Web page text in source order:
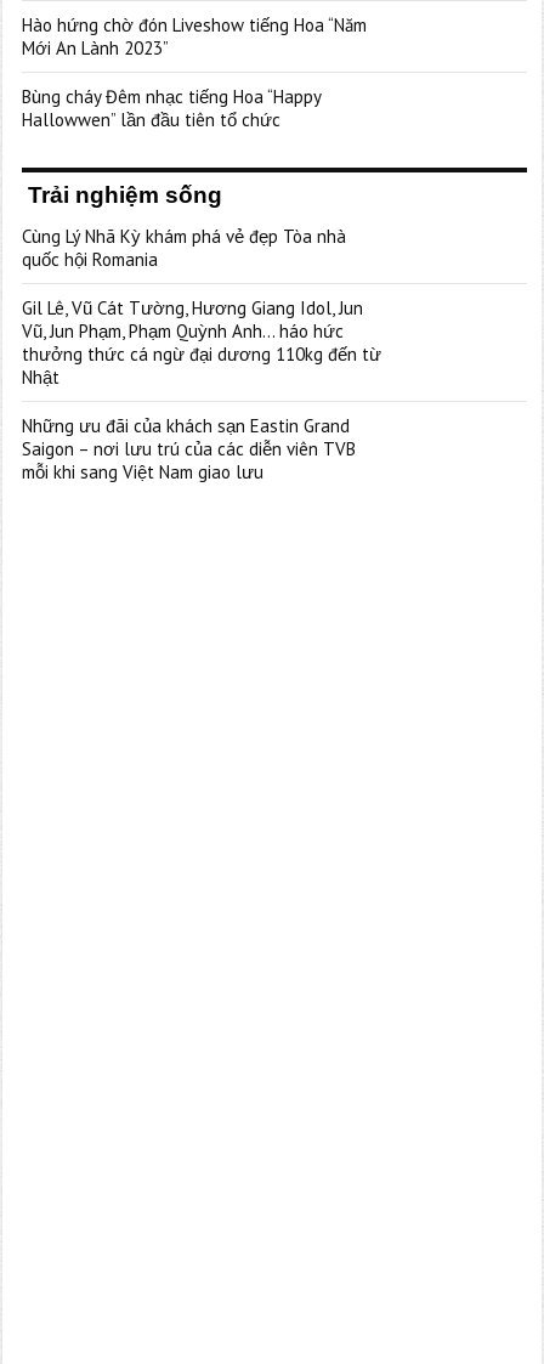
Hào hứng chờ đón Liveshow tiếng Hoa “Năm
Mới An Lành 2023”
Bùng cháy Đêm nhạc tiếng Hoa “Happy
Hallowwen” lần đầu tiên tổ chức
Trải nghiệm sống
Cùng Lý Nhã Kỳ khám phá vẻ đẹp Tòa nhà
quốc hội Romania
Gil Lê, Vũ Cát Tường, Hương Giang Idol, Jun
Vũ, Jun Phạm, Phạm Quỳnh Anh… háo hức
thưởng thức cá ngừ đại dương 110kg đến từ
Nhật
Những ưu đãi của khách sạn Eastin Grand
Saigon – nơi lưu trú của các diễn viên TVB
mỗi khi sang Việt Nam giao lưu